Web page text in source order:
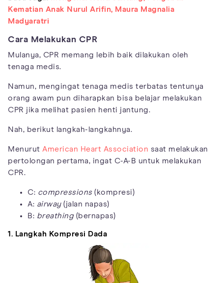
Kematian Anak Nurul Arifin, Maura Magnalia
Madyaratri
Cara Melakukan CPR
Mulanya, CPR memang lebih baik dilakukan oleh
tenaga medis.
Namun, mengingat tenaga medis terbatas tentunya
orang awam pun diharapkan bisa belajar melakukan
CPR jika melihat pasien henti jantung.
Nah, berikut langkah-langkahnya.
Menurut American Heart Association saat melakukan
pertolongan pertama, ingat C-A-B untuk melakukan
CPR.
C: compressions(kompresi)
A: airway(jalan napas)
B: breathing(bernapas)
1. Langkah Kompresi Dada